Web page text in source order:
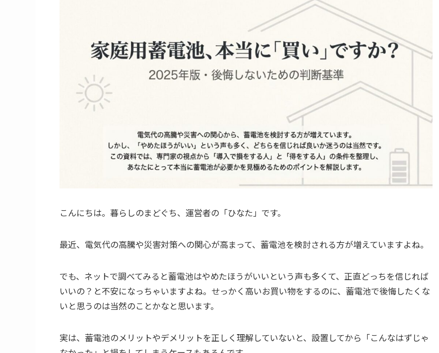
こんにちは。暮らしのまどぐち、運営者の「ひなた」です。
最近、電気代の高騰や災害対策への関心が高まって、蓄電池を検討される方が増えていますよね。
でも、ネットで調べてみると蓄電池はやめたほうがいいという声も多くて、正直どっちを信じれば
いいの？と不安になっちゃいますよね。せっかく高いお買い物をするのに、蓄電池で後悔したくな
いと思うのは当然のことかなと思います。
実は、蓄電池のメリットやデメリットを正しく理解していないと、設置してから「こんなはずじゃ